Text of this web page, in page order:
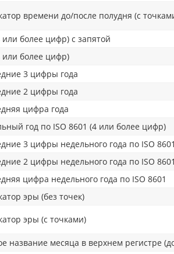
времени до/после полудня (с
или более цифр) с запятой
или более цифр)
3 цифры года
2 цифры года
цифра года
год по ISO 8601 (4 или более цифр)
3 цифры недельного года по ISO
2 цифры недельного года по ISO
цифра недельного года по ISO 8601
эры (без точек)
эры (с точками)
название месяца в верхнем регистре